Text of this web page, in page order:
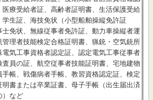
医療受給者証、高齢者証明書、生活保護受給
学生証、海技免状（小型船舶操縦免許証
士免状、無線従事者免許証、動力車操縦者運
管理者技能検定合格証明書、猟銃・空気銃所
電気工事資格者認定証、認定電気工事従事者
査員の証、航空従事者技能証明書、宅地建物
手帳、戦傷病者手帳、教習資格認定証、検定
明書または卒業証書、母子手帳（出生届出済
）など